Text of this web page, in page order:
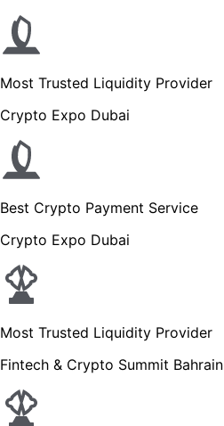
Most Trusted Liquidity Provider
Crypto Expo Dubai
Best Crypto Payment Service
Crypto Expo Dubai
Most Trusted Liquidity Provider
Fintech & Crypto Summit Bahrain